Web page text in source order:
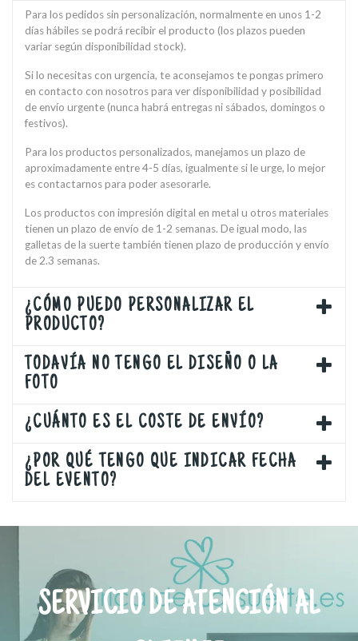
Para los pedidos sin personalización, normalmente en unos 1-2
días hábiles se podrá recibir el producto (los plazos pueden
variar según disponibilidad stock).
Si lo necesitas con urgencia, te aconsejamos te pongas primero
en contacto con nosotros para ver disponibilidad y posibilidad
de envío urgente (nunca habrá entregas ni sábados, domingos o
festivos).
Para los productos personalizados, manejamos un plazo de
aproximadamente entre 4-5 días, igualmente si le urge, lo mejor
es contactarnos para poder asesorarle.
Los productos con impresión digital en metal u otros materiales
tienen un plazo de envío de 1-2 semanas. De igual modo, las
galletas de la suerte también tienen plazo de producción y envío
de 2.3 semanas.
¿CÓMO PUEDO PERSONALIZAR EL
PRODUCTO?
TODAVÍA NO TENGO EL DISEÑO O LA
FOTO
¿CUÁNTO ES EL COSTE DE ENVÍO?
¿POR QUÉ TENGO QUE INDICAR FECHA
DEL EVENTO?
SERVICIO DE ATENCIÓN AL